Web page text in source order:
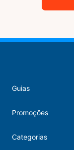
Guias
Promoções
Categorias